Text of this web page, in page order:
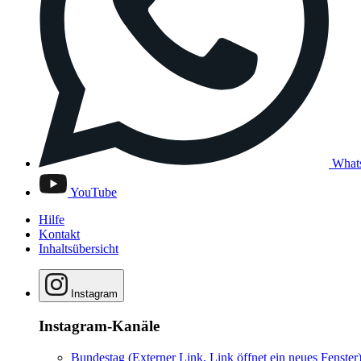
YouTube
Hilfe
Kontakt
Inhaltsübersicht
Instagram
Instagram-Kanäle
Bundestag (Externer Link, Link öffnet ein neues Fenster)